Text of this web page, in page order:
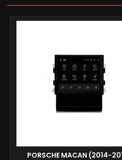
PORSCHE MACAN (2014-